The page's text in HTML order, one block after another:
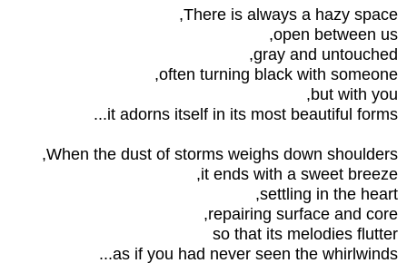
There is always a hazy space,
open between us,
gray and untouched,
often turning black with someone,
but with you,
it adorns itself in its most beautiful forms...
When the dust of storms weighs down shoulders,
it ends with a sweet breeze,
settling in the heart,
repairing surface and core,
so that its melodies flutter
as if you had never seen the whirlwinds...